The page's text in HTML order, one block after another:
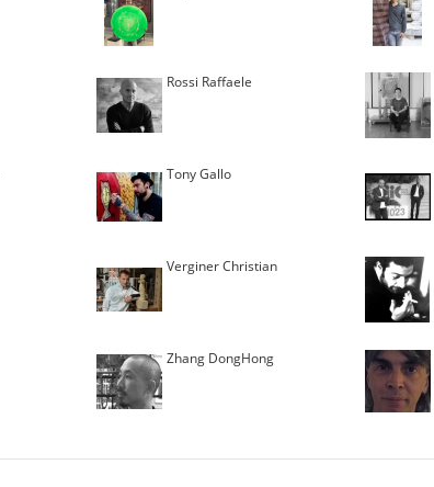
Rossi Raffaele
Tony Gallo
Verginer Christian
Zhang DongHong